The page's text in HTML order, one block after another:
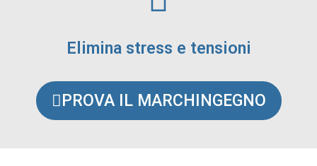
Elimina stress e tensioni
PROVA IL MARCHINGEGNO